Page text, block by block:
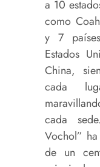
a 10
como
y 7
Estados
China,
cada
cada
Vochol”
de un